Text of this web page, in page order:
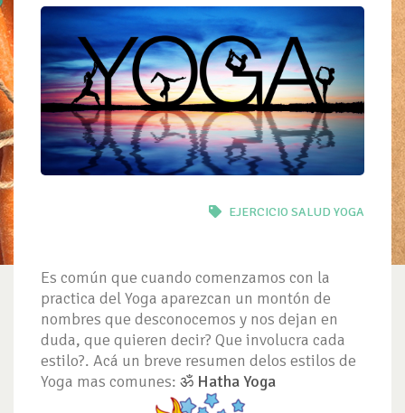
EJERCICIO SALUD YOGA
Es común que cuando comenzamos con la
practica del Yoga aparezcan un montón de
nombres que desconocemos y nos dejan en
duda, que quieren decir? Que involucra cada
estilo?. Acá un breve resumen delos estilos de
Yoga mas comunes: ॐ Hatha Yoga